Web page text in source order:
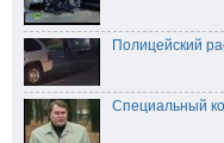
Полицейский
Специальный